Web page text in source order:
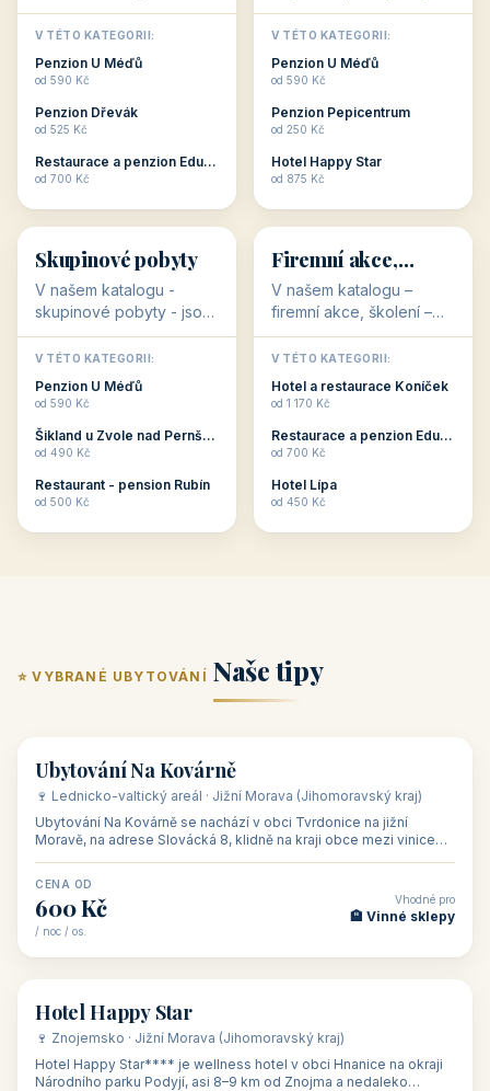
jsou pro Vás připraveny
objekty, které svojí
stavbou, polohou anebo
zaměřením nabízí
Romantické ...
V TÉTO KATEGORII:
Penzion U Méďů
od 590 Kč
Penzion Dřevák
od 525 Kč
Restaurace a penzion Eduard
od 700 Kč
jsou pro Vás připraveny
objekty, které jsou na
milovníky cykloturistiky
připraveny. Většinou mají
V TÉTO KATEGORII:
Penzion U Méďů
od 590 Kč
Penzion Pepicentrum
od 250 Kč
Hotel Happy Star
od 875 Kč
👥
👥
32 objektů
Skupinové pobyty
V našem katalogu -
skupinové pobyty - jsou
pro Vás připraveny
objekty, které nabízí
ubytování skupin v
penzionech, hotelích a
Budete překva...
V TÉTO KATEGORII:
Penzion U Méďů
od 590 Kč
Šikland u Zvole nad Pernštejnem
od 490 Kč
Restaurant - pension Rubín
od 500 Kč
💼
💼
31 objektů
Firemní akce,
školení
V našem katalogu –
firemní akce, školení –
jsou pro Vás připraveny
objekty, které mají
zkušenosti pořádat i
menší firemní akce a
ob...
V TÉTO KATEGORII:
Hotel a restaurace Koníček
od 1 170 Kč
Restaurace a penzion Eduard
od 700 Kč
Hotel Lípa
od 450 Kč
⭐ VYBRANÉ UBYTOVÁNÍ Naše tipy
🏡 penzion
Ubytování Na Kovárně
🍷 Lednicko-valtický areál · Jižní Morava (Jihomoravský kraj)
Ubytování Na Kovárně se nachází v obci Tvrdonice na jižní
Moravě, na adrese Slovácká 8, klidně na kraji obce mezi vinicemi,
CENA OD
600 Kč
/ noc / os.
Vhodné pro
🏨 Vinné sklepy
🏨 hotel
Hotel Happy Star
🍷 Znojemsko · Jižní Morava (Jihomoravský kraj)
Hotel Happy Star**** je wellness hotel v obci Hnanice na okraji
Národního parku Podyjí, asi 8–9 km od Znojma a nedaleko